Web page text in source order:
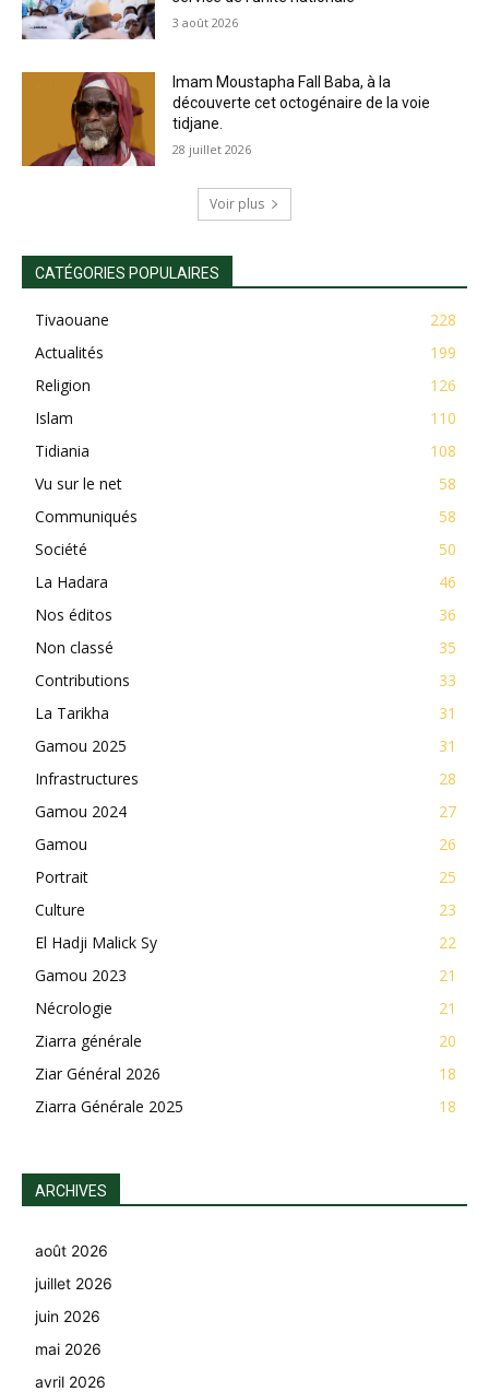
3 août 2026
Imam Moustapha Fall Baba, à la
découverte cet octogénaire de la voie
tidjane.
28 juillet 2026
Voir plus
CATÉGORIES POPULAIRES
Tivaouane
228
Actualités
199
Religion
126
Islam
110
Tidiania
108
Vu sur le net
58
Communiqués
58
Société
50
La Hadara
46
Nos éditos
36
Non classé
35
Contributions
33
La Tarikha
31
Gamou 2025
31
Infrastructures
28
Gamou 2024
27
Gamou
26
Portrait
25
Culture
23
El Hadji Malick Sy
22
Gamou 2023
21
Nécrologie
21
Ziarra générale
20
Ziar Général 2026
18
Ziarra Générale 2025
18
ARCHIVES
août 2026
juillet 2026
juin 2026
mai 2026
avril 2026